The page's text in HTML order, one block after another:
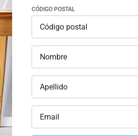
CÓDIGO POSTAL